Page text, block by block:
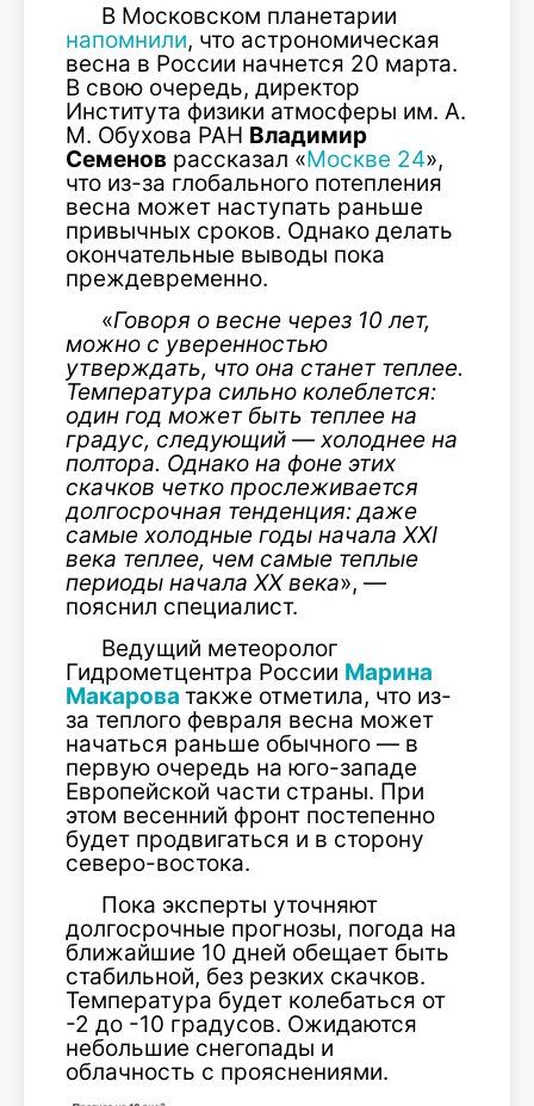
В Московском планетарии
напомнили, что астрономическая
весна в России начнется 20 марта.
В свою очередь, директор
Института физики атмосферы им. А.
М. Обухова РАН Владимир
Семенов рассказал «Москве 24»,
что из-за глобального потепления
весна может наступать раньше
привычных сроков. Однако делать
окончательные выводы пока
преждевременно.
«Говоря о весне через 10 лет,
можно с уверенностью
утверждать, что она станет теплее.
Температура сильно колеблется:
один год может быть теплее на
градус, следующий — холоднее на
полтора. Однако на фоне этих
скачков четко прослеживается
долгосрочная тенденция: даже
самые холодные годы начала XXI
века теплее, чем самые теплые
периоды начала ХХ века», —
пояснил специалист.
Ведущий метеоролог
Гидрометцентра России Марина
Макарова также отметила, что из-
за теплого февраля весна может
начаться раньше обычного — в
первую очередь на юго-западе
Европейской части страны. При
этом весенний фронт постепенно
будет продвигаться и в сторону
северо-востока.
Пока эксперты уточняют
долгосрочные прогнозы, погода на
ближайшие 10 дней обещает быть
стабильной, без резких скачков.
Температура будет колебаться от
-2 до -10 градусов. Ожидаются
небольшие снегопады и
облачность с прояснениями.